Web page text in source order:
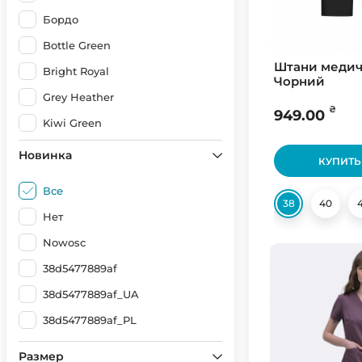
Бордо
Bottle Green
Bright Royal
Grey Heather
Kiwi Green
UA (Желтый/Голубой)
Новинка
Все
Нет
Nowosc
38d5477889af
38d5477889af_UA
38d5477889af_PL
Размер
Штани
Чорний
949.00 ₴
КУПИТЬ
38 40